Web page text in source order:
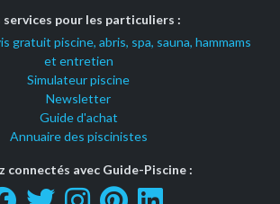
services pour les particuliers :
gratuit piscine, abris, spa, sauna, hammams
et entretien
Simulateur piscine
Newsletter
Guide d'achat
Annuaire des piscinistes
connectés avec Guide-Piscine :